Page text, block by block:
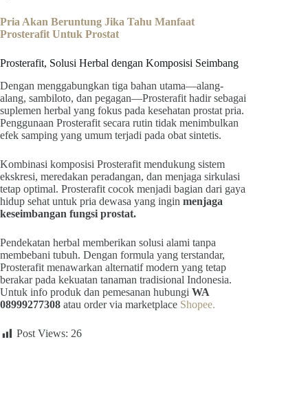
Pria Akan Beruntung Jika Tahu Manfaat
Prosterafit Untuk Prostat
Prosterafit, Solusi Herbal dengan Komposisi Seimbang
Dengan menggabungkan tiga bahan utama—alang-
alang, sambiloto, dan pegagan—Prosterafit hadir sebagai
suplemen herbal yang fokus pada kesehatan prostat pria.
Penggunaan Prosterafit secara rutin tidak menimbulkan
efek samping yang umum terjadi pada obat sintetis.
Kombinasi komposisi Prosterafit mendukung sistem
ekskresi, meredakan peradangan, dan menjaga sirkulasi
tetap optimal. Prosterafit cocok menjadi bagian dari gaya
hidup sehat untuk pria dewasa yang ingin menjaga
keseimbangan fungsi prostat.
Pendekatan herbal memberikan solusi alami tanpa
membebani tubuh. Dengan formula yang terstandar,
Prosterafit menawarkan alternatif modern yang tetap
berakar pada kekuatan tanaman tradisional Indonesia.
Untuk info produk dan pemesanan hubungi WA
08999277308 atau order via marketplace Shopee.
Post Views: 26